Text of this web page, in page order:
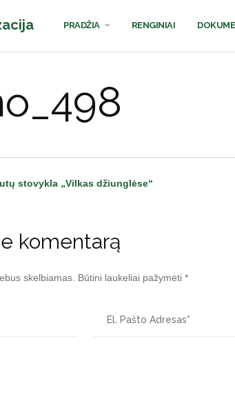
PRADŽIA RENGINIAI
stovykla „Vilkas džiunglėse“
komentarą
skelbiamas. Būtini laukeliai pažymėti *